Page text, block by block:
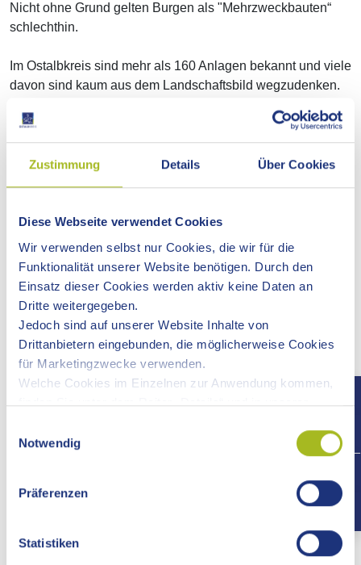
Zustimmung Details Über Cookies
Diese Webseite verwendet Cookies
Wir verwenden selbst nur Cookies, die wir für die
Funktionalität unserer Website benötigen. Durch den
Einsatz dieser Cookies werden aktiv keine Daten an
Dritte weitergegeben.
Jedoch sind auf unserer Website Inhalte von
Drittanbietern eingebunden, die möglicherweise Cookies
für Marketingzwecke verwenden.
Welche Cookies im Einzelnen zur Anwendung kommen,
finden Sie unter dem Reiter „Details“ und in unserer
Notwendig
Präferenzen
Statistiken
Nicht ohne Grund gelten Burgen als "Mehrzweckbauten“
schlechthin.
Im Ostalbkreis sind mehr als 160 Anlagen bekannt und viele
davon sind kaum aus dem Landschaftsbild wegzudenken.
geraten. So unterschiedlich wie sich die Bauwerke heute
präsentieren, so unterschiedlich ist auch der
Forschungsstand zum Thema. Einige wenige Anlagen sind
Derzeit entsteht unter der ehrenamtlichen Leitung von
Jürgen J. Schmidt ein Inventar aller bekannten Anlagen:
Burgen, Schlösser, Ruinen. Für das Projekt werden neben
den archäologischen und baulichen Befunden auch die
schriftlichen Quellen sowie Bild- und Kartenmaterial
ausgewertet. Zum Einsatz kommen moderne Methoden wie
die LIDAR-Prospektion zur Erstellung von 3D-
Geländemodellen. Die reiche Burgenlandschaft der Ostalb